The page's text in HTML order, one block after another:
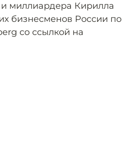
миллиардера Кирилла
бизнесменов России по
со ссылкой на